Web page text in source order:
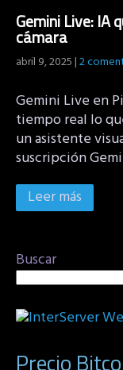
Gemini Live: IA
cámara
abril 9, 2025|2
Gemini Live en
tiempo real lo
un asistente
suscripción
Leer más
Buscar
Precio